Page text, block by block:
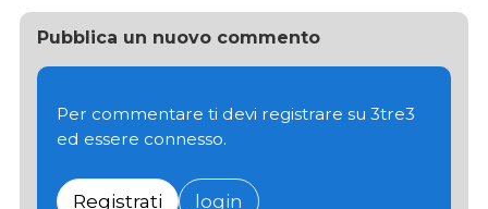
Pubblica un nuovo commento
Per commentare ti devi registrare su 3tre3
ed essere connesso.
Registrati login